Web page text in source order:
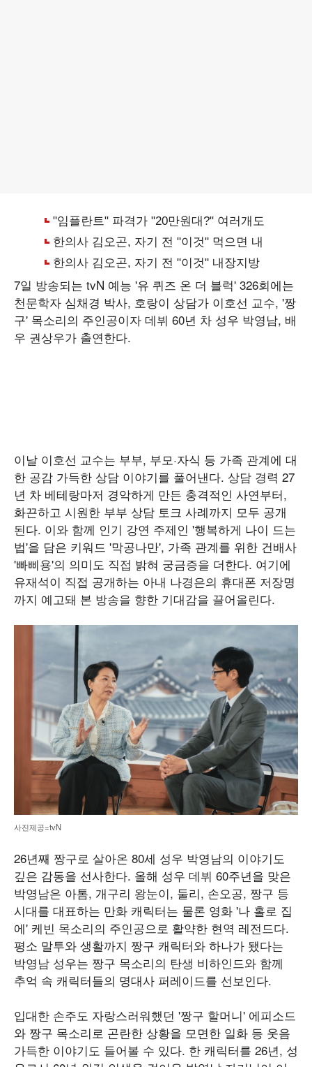
7일 방송되는 tvN 예능 '유 퀴즈 온 더 블럭' 326회에는
천문학자 심채경 박사, 호랑이 상담가 이호선 교수, '짱
구' 목소리의 주인공이자 데뷔 60년 차 성우 박영남, 배
우 권상우가 출연한다.
이날 이호선 교수는 부부, 부모·자식 등 가족 관계에 대
한 공감 가득한 상담 이야기를 풀어낸다. 상담 경력 27
년 차 베테랑마저 경악하게 만든 충격적인 사연부터,
화끈하고 시원한 부부 상담 토크 사례까지 모두 공개
된다. 이와 함께 인기 강연 주제인 '행복하게 나이 드는
법'을 담은 키워드 '막공나만', 가족 관계를 위한 건배사
'빠삐용'의 의미도 직접 밝혀 궁금증을 더한다. 여기에
유재석이 직접 공개하는 아내 나경은의 휴대폰 저장명
까지 예고돼 본 방송을 향한 기대감을 끌어올린다.
사진제공=tvN
26년째 짱구로 살아온 80세 성우 박영남의 이야기도
깊은 감동을 선사한다. 올해 성우 데뷔 60주년을 맞은
박영남은 아톰, 개구리 왕눈이, 둘리, 손오공, 짱구 등
시대를 대표하는 만화 캐릭터는 물론 영화 '나 홀로 집
에' 케빈 목소리의 주인공으로 활약한 현역 레전드다.
평소 말투와 생활까지 짱구 캐릭터와 하나가 됐다는
박영남 성우는 짱구 목소리의 탄생 비하인드와 함께
추억 속 캐릭터들의 명대사 퍼레이드를 선보인다.
입대한 손주도 자랑스러워했던 '짱구 할머니' 에피소드
와 짱구 목소리로 곤란한 상황을 모면한 일화 등 웃음
가득한 이야기도 들어볼 수 있다. 한 캐릭터를 26년, 성